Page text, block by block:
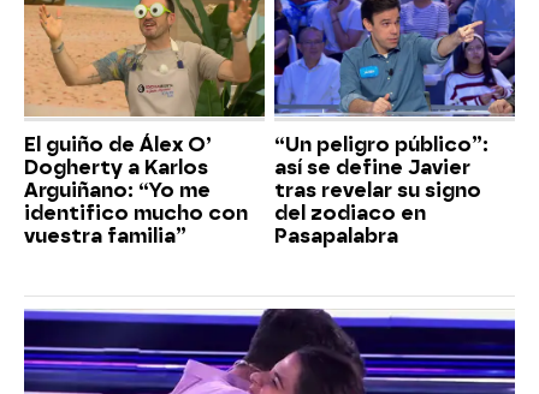
El guiño de Álex O’
Dogherty a Karlos
Arguiñano: “Yo me
identifico mucho con
vuestra familia”
“Un peligro público”:
así se define Javier
tras revelar su signo
del zodiaco en
Pasapalabra